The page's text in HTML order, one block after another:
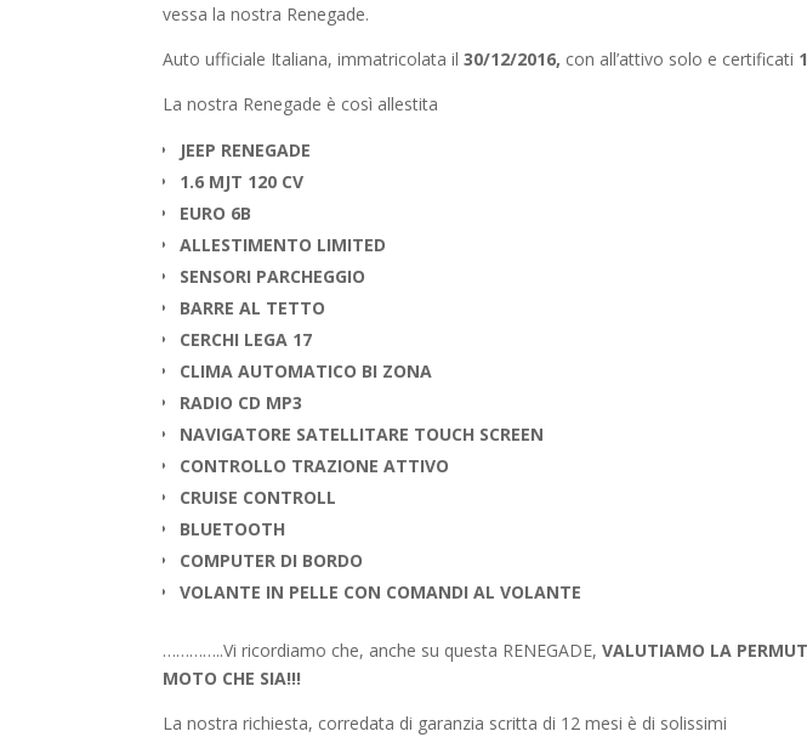
vessa la nostra Renegade.
Auto ufficiale Italiana, immatricolata il30/12/2016, con all’attivo solo e certificati
La nostra Renegade è così allestita
JEEP RENEGADE
1.6 MJT 120 CV
EURO 6B
ALLESTIMENTO LIMITED
SENSORI PARCHEGGIO
BARRE AL TETTO
CERCHI LEGA 17
CLIMA AUTOMATICO BI ZONA
RADIO CD MP3
NAVIGATORE SATELLITARE TOUCH SCREEN
CONTROLLO TRAZIONE ATTIVO
CRUISE CONTROLL
BLUETOOTH
COMPUTER DI BORDO
VOLANTE IN PELLE CON COMANDI AL VOLANTE
…………..Vi ricordiamo che, anche su questa RENEGADE,VALUTIAMO LA
MOTO CHE SIA!!!
La nostra richiesta, corredata di garanzia scritta di 12 mesi è di solissimi